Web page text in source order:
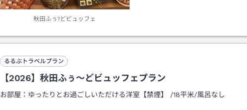
秋田ふぅ?どビュッフェ
るるぶトラベルプラン
【2026】秋田ふぅ～どビュッフェプラン
お部屋： ゆったりとお過ごしいただける洋室【禁煙】 /18平米/風呂なし